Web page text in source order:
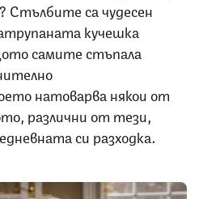
Стълбите са чудесен
кучешка
самите стъпала
натоварва някои от
различни от тези,
си разходка.